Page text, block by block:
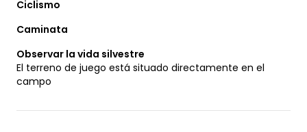
Ciclismo
Caminata
Observar la vida silvestre
El terreno de juego está situado directamente en el
campo